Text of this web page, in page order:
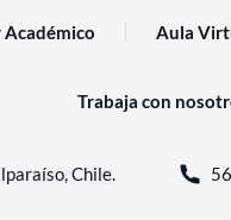
Académico Aula
Trabaja con
Chile.